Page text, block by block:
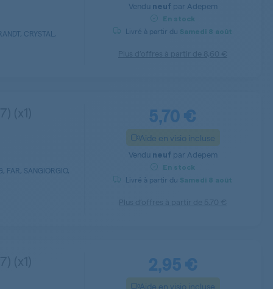
CRYSTAL,
Vendu neuf par Adepem
En stock
Livré à partir du Samedi 8 août
FAR, SANGIORGIO,
5,70 €
Aide en visio incluse
Vendu neuf par Adepem
En stock
Livré à partir du Samedi 8 août
2,95 €
Aide en visio incluse